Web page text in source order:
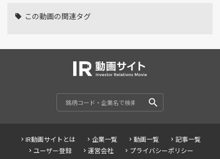
この動画の関連タグ
IR動画サイトとは 企業一覧 動画一覧
記事一覧
ユーザー登録
運営会社
プライバシーポリシー